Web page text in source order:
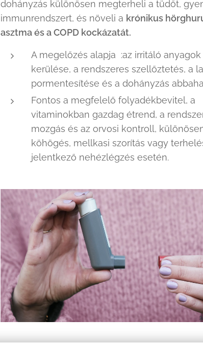
dohányzás különösen megterheli a tüdőt,
immunrendszert, és növeli a krónikus
asztma és a COPD kockázatát.
A megelőzés alapja :az irritáló anyagok
kerülése, a rendszeres szellőztetés, a
pormentesítése és a dohányzás
Fontos a megfelelő folyadékbevitel, a
vitaminokban gazdag étrend, a
mozgás és az orvosi kontroll,
köhögés, mellkasi szorítás vagy
jelentkező nehézlégzés esetén.